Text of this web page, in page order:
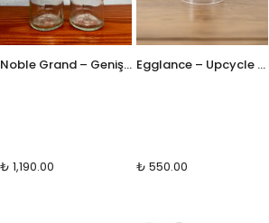
Noble Grand – Geniş Hacim Bardak Seti
₺ 1,190.00
Egglance – Upcycle El Yapımı Cam Yumurtalık - Şeffaf
₺ 550.00